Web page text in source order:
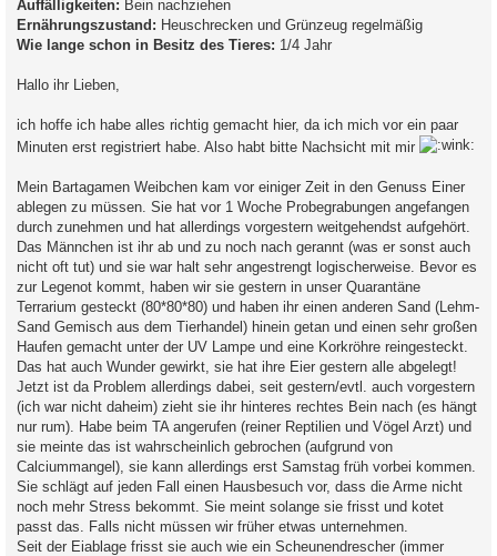
Auffälligkeiten: Bein nachziehen
Ernährungszustand: Heuschrecken und Grünzeug regelmäßig
Wie lange schon in Besitz des Tieres: 1/4 Jahr
Hallo ihr Lieben,
ich hoffe ich habe alles richtig gemacht hier, da ich mich vor ein paar
Minuten erst registriert habe. Also habt bitte Nachsicht mit mir
Mein Bartagamen Weibchen kam vor einiger Zeit in den Genuss Einer
ablegen zu müssen. Sie hat vor 1 Woche Probegrabungen angefangen
durch zunehmen und hat allerdings vorgestern weitgehendst aufgehört.
Das Männchen ist ihr ab und zu noch nach gerannt (was er sonst auch
nicht oft tut) und sie war halt sehr angestrengt logischerweise. Bevor es
zur Legenot kommt, haben wir sie gestern in unser Quarantäne
Terrarium gesteckt (80*80*80) und haben ihr einen anderen Sand (Lehm-
Sand Gemisch aus dem Tierhandel) hinein getan und einen sehr großen
Haufen gemacht unter der UV Lampe und eine Korkröhre reingesteckt.
Das hat auch Wunder gewirkt, sie hat ihre Eier gestern alle abgelegt!
Jetzt ist da Problem allerdings dabei, seit gestern/evtl. auch vorgestern
(ich war nicht daheim) zieht sie ihr hinteres rechtes Bein nach (es hängt
nur rum). Habe beim TA angerufen (reiner Reptilien und Vögel Arzt) und
sie meinte das ist wahrscheinlich gebrochen (aufgrund von
Calciummangel), sie kann allerdings erst Samstag früh vorbei kommen.
Sie schlägt auf jeden Fall einen Hausbesuch vor, dass die Arme nicht
noch mehr Stress bekommt. Sie meint solange sie frisst und kotet
passt das. Falls nicht müssen wir früher etwas unternehmen.
Seit der Eiablage frisst sie auch wie ein Scheunendrescher (immer